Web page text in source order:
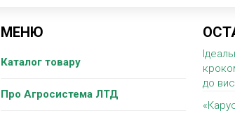
МЕНЮ
Каталог товару
Про Агросистема ЛТД
до